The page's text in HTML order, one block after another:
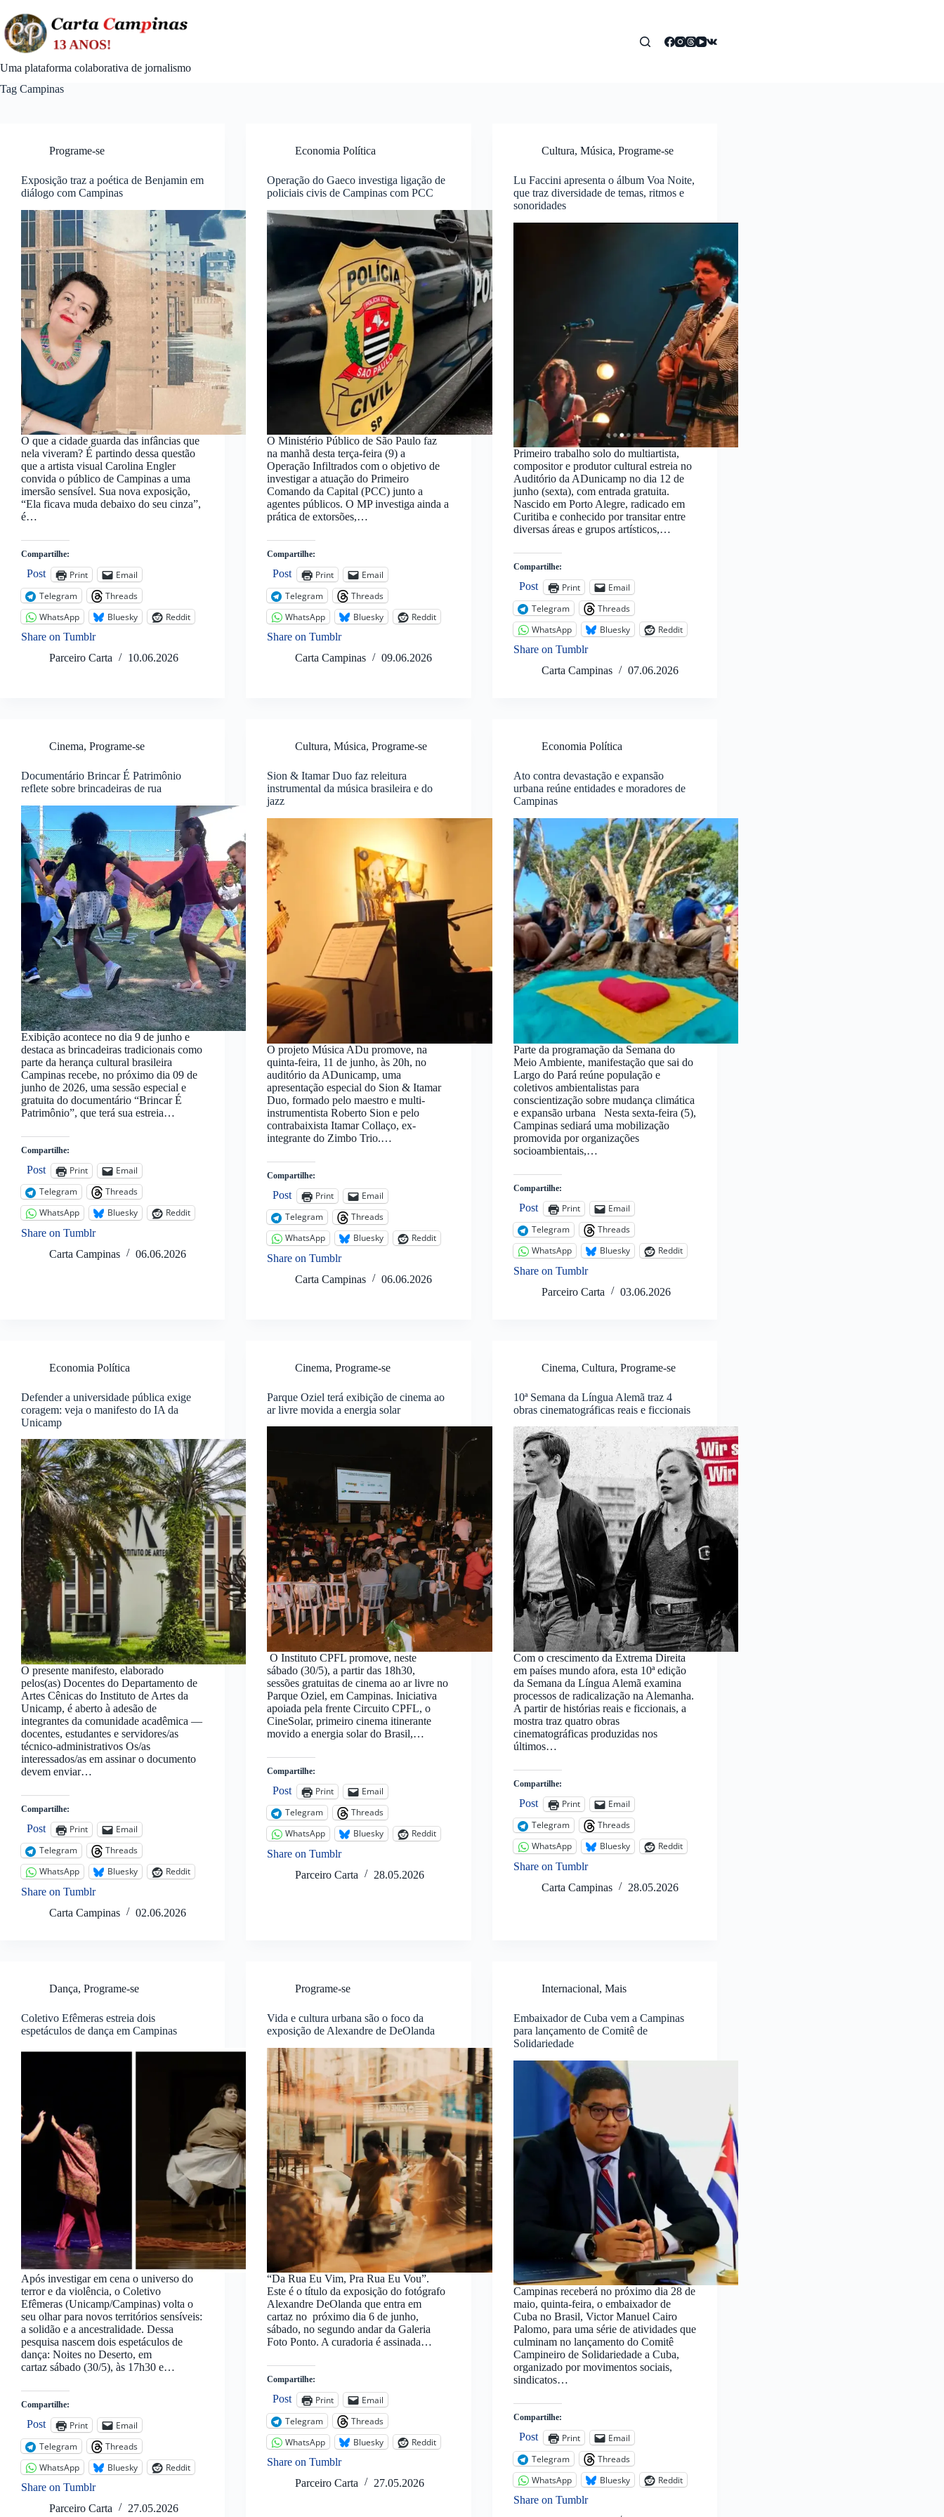
content
Uma plataforma colaborativa de jornalismo
Tag Campinas
Programe-se
Exposição traz a poética de Benjamin em
diálogo com Campinas
O que a cidade guarda das infâncias que
nela viveram? É partindo dessa questão
que a artista visual Carolina Engler
convida o público de Campinas a uma
imersão sensível. Sua nova exposição,
“Ela ficava muda debaixo do seu cinza”,
é…
Compartilhe:
Post Print
Email
Telegram
Threads
WhatsApp
Bluesky
Reddit
Share on Tumblr
Parceiro Carta
10.06.2026
Economia Política
Operação do Gaeco investiga ligação de
policiais civis de Campinas com PCC
O Ministério Público de São Paulo faz
na manhã desta terça-feira (9) a
Operação Infiltrados com o objetivo de
investigar a atuação do Primeiro
Comando da Capital (PCC) junto a
agentes públicos. O MP investiga ainda a
prática de extorsões,…
Compartilhe:
Post Print
Email
Telegram
Threads
WhatsApp
Bluesky
Reddit
Share on Tumblr
Carta Campinas
09.06.2026
Cultura, Música, Programe-se
Lu Faccini apresenta o álbum Voa Noite,
que traz diversidade de temas, ritmos e
sonoridades
Primeiro trabalho solo do multiartista,
compositor e produtor cultural estreia no
Auditório da ADunicamp no dia 12 de
junho (sexta), com entrada gratuita.
Nascido em Porto Alegre, radicado em
Curitiba e conhecido por transitar entre
diversas áreas e grupos artísticos,…
Compartilhe:
Post Print
Email
Telegram
Threads
WhatsApp
Bluesky
Reddit
Share on Tumblr
Carta Campinas
07.06.2026
Cinema, Programe-se
Documentário Brincar É Patrimônio
reflete sobre brincadeiras de rua
Exibição acontece no dia 9 de junho e
destaca as brincadeiras tradicionais como
parte da herança cultural brasileira
Campinas recebe, no próximo dia 09 de
junho de 2026, uma sessão especial e
gratuita do documentário “Brincar É
Patrimônio”, que terá sua estreia…
Compartilhe:
Post Print
Email
Telegram
Threads
WhatsApp
Bluesky
Reddit
Share on Tumblr
Carta Campinas
06.06.2026
Cultura,Música,Programe-se
Sion & Itamar Duo faz releitura
instrumental da música brasileira e do
jazz
O projeto Música ADu promove, na
quinta-feira, 11 de junho, às 20h, no
auditório da ADunicamp, uma
apresentação especial do Sion & Itamar
Duo, formado pelo maestro e multi-
instrumentista Roberto Sion e pelo
contrabaixista Itamar Collaço, ex-
integrante do Zimbo Trio.…
Compartilhe:
Post Print
Email
Telegram
Threads
WhatsApp
Bluesky
Reddit
Share on Tumblr
Carta Campinas
06.06.2026
Economia Política
Ato contra devastação e expansão
urbana reúne entidades e moradores de
Campinas
Parte da programação da Semana do
Meio Ambiente, manifestação que sai do
Largo do Pará reúne população e
coletivos ambientalistas para
conscientização sobre mudança climática
e expansão urbana Nesta sexta-feira (5),
Campinas sediará uma mobilização
promovida por organizações
socioambientais,…
Compartilhe:
Post Print
Email
Telegram
Threads
WhatsApp
Bluesky
Reddit
Share on Tumblr
Parceiro Carta
03.06.2026
Economia Política
Defender a universidade pública exige
coragem: veja o manifesto do IA da
Unicamp
O presente manifesto, elaborado
pelos(as) Docentes do Departamento de
Artes Cênicas do Instituto de Artes da
Unicamp, é aberto à adesão de
integrantes da comunidade acadêmica —
docentes, estudantes e servidores/as
técnico-administrativos Os/as
interessados/as em assinar o documento
devem enviar…
Compartilhe:
Post Print
Email
Telegram
Threads
WhatsApp
Bluesky
Reddit
Share on Tumblr
Carta Campinas
02.06.2026
Cinema,Programe-se
Parque Oziel terá exibição de cinema ao
ar livre movida a energia solar
O Instituto CPFL promove, neste
sábado (30/5), a partir das 18h30,
sessões gratuitas de cinema ao ar livre no
Parque Oziel, em Campinas. Iniciativa
apoiada pela frente Circuito CPFL, o
CineSolar, primeiro cinema itinerante
movido a energia solar do Brasil,…
Compartilhe:
Post Print
Email
Telegram
Threads
WhatsApp
Bluesky
Reddit
Share on Tumblr
Parceiro Carta
28.05.2026
Cinema, Cultura, Programe-se
10ª Semana da Língua Alemã traz 4
obras cinematográficas reais e ficcionais
Com o crescimento da Extrema Direita
em países mundo afora, esta 10ª edição
da Semana da Língua Alemã examina
processos de radicalização na Alemanha.
A partir de histórias reais e ficcionais, a
mostra traz quatro obras
cinematográficas produzidas nos
últimos…
Compartilhe:
Post Print
Email
Telegram
Threads
WhatsApp
Bluesky
Reddit
Share on Tumblr
Carta Campinas
28.05.2026
Dança, Programe-se
Coletivo Efêmeras estreia dois
espetáculos de dança em Campinas
Após investigar em cena o universo do
terror e da violência, o Coletivo
Efêmeras (Unicamp/Campinas) volta o
seu olhar para novos territórios sensíveis:
a solidão e a ancestralidade. Dessa
pesquisa nascem dois espetáculos de
dança: Noites no Deserto, em
cartaz sábado (30/5), às 17h30 e…
Compartilhe:
Post Print
Email
Telegram
Threads
WhatsApp
Bluesky
Reddit
Share on Tumblr
Parceiro Carta
27.05.2026
Programe-se
Vida e cultura urbana são o foco da
exposição de Alexandre de DeOlanda
“Da Rua Eu Vim, Pra Rua Eu Vou”.
Este é o título da exposição do fotógrafo
Alexandre DeOlanda que entra em
cartaz no próximo dia 6 de junho,
sábado, no segundo andar da Galeria
Foto Ponto. A curadoria é assinada…
Compartilhe:
Post Print
Email
Telegram
Threads
WhatsApp
Bluesky
Reddit
Share on Tumblr
Parceiro Carta
27.05.2026
Internacional, Mais
Embaixador de Cuba vem a Campinas
para lançamento de Comitê de
Solidariedade
Campinas receberá no próximo dia 28 de
maio, quinta-feira, o embaixador de
Cuba no Brasil, Victor Manuel Cairo
Palomo, para uma série de atividades que
culminam no lançamento do Comitê
Campineiro de Solidariedade a Cuba,
organizado por movimentos sociais,
sindicatos…
Compartilhe:
Post Print
Email
Telegram
Threads
WhatsApp
Bluesky
Reddit
Share on Tumblr